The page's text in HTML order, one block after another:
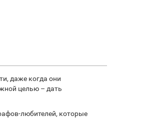
даже когда они
целью – дать
любителей, которые